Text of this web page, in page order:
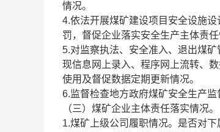
情况。
4.依法开展煤矿建设项目安全设施
罚，督促企业落实安全生产主体责任
5.对监察执法、安全准入、退出煤
现信息网上录入、程序网上流转、
使用及督促数据定期更新情况。
6.监督检查地方政府煤矿安全生产监
（三）煤矿企业主体责任落实情况。
1.煤矿上级公司履职情况。是否对